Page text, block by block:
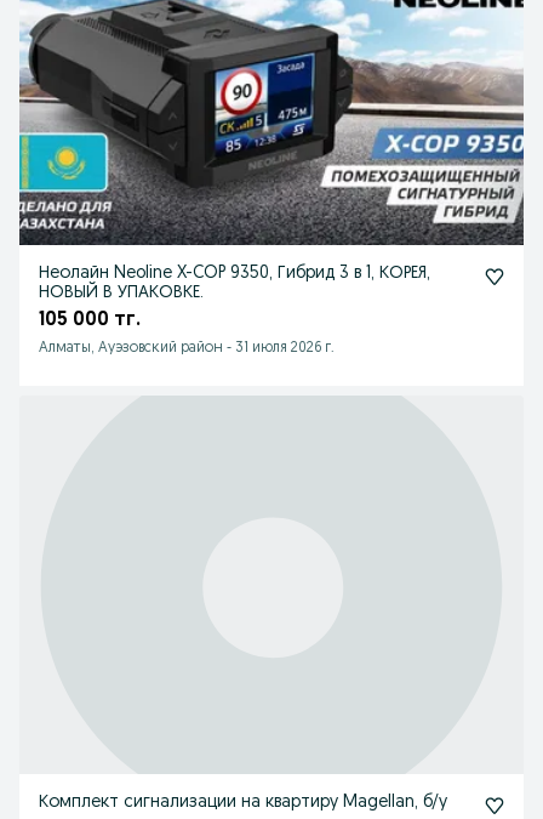
Неолайн Neoline X-COP 9350, Гибрид 3 в 1, КОРЕЯ,
НОВЫЙ В УПАКОВКЕ.
105 000 тг.
Алматы, Ауэзовский район - 31 июля 2026 г.
Комплект сигнализации на квартиру Magellan, б/у